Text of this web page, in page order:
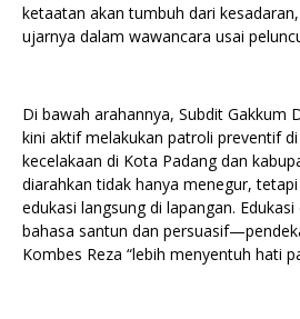
ketaatan akan tumbuh dari
ujarnya dalam wawancara usai
Di bawah arahannya, Subdit Gakkum
kini aktif melakukan patroli preventif
kecelakaan di Kota Padang dan
diarahkan tidak hanya menegur,
edukasi langsung di lapangan.
bahasa santun dan
Kombes Reza “lebih menyentuh hati